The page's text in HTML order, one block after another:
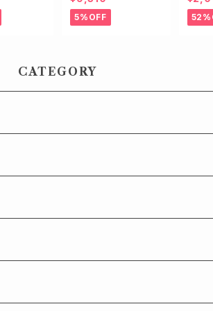
ロングブーツ
5%OFF
ール
CATEGORY